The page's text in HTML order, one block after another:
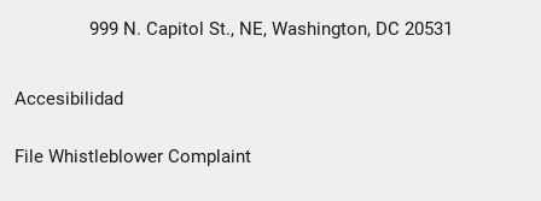
999 N. Capitol St., NE, Washington, DC 20531
Menú
de
Accesibilidad
File Whistleblower Complaint